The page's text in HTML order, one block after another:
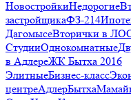
НовостройкиНедорогие
застройщикаФЗ-214
ДагомысеВторички в
СтудииОднокомнатные
в АдлереЖК Бытха 2016
ЭлитныеБизнес-класс
центреАдлерБытха